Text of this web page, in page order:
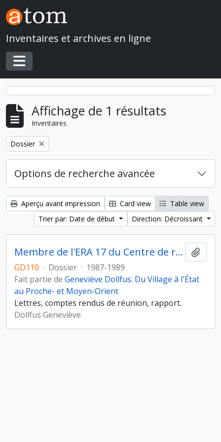
Skip to main content
Inventaires et archives en ligne
Toggle navigation
Affichage de 1 résultats
Inventaires
Remove filter:
Dossier
Options de recherche avancée
Aperçu avant impression Card view
Table view
Trier par: Date de début
Direction: Décroissant
Membre de l'ERA 17 du Centre de recherches archéologiques (CNRS)
GD110 · Dossier · 1987-1989
Fait partie de Geneviève Dollfus. Du Village à l'État
au Proche- et Moyen-Orient
Lettres, comptes rendus de réunion, rapport.
Dollfus Geneviève